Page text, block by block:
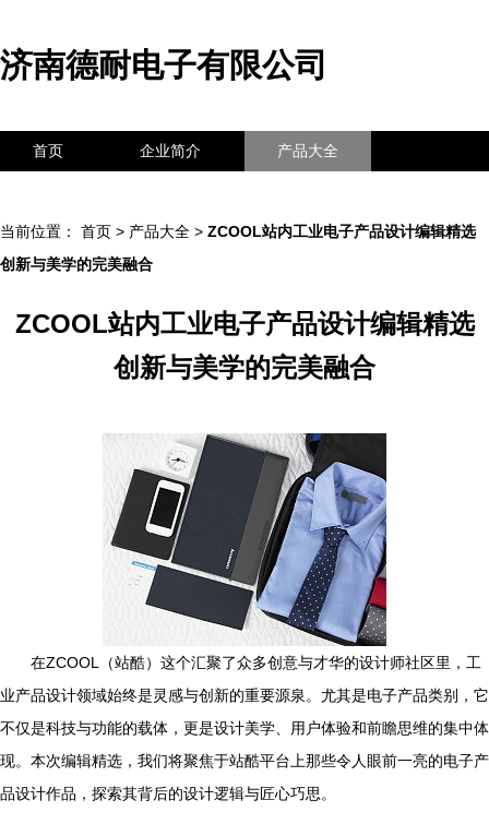
济南德耐电子有限公司
首页 企业简介 产品大全
当前位置： 首页 > 产品大全 > ZCOOL站内工业电子产品设计编辑精选
创新与美学的完美融合
ZCOOL站内工业电子产品设计编辑精选
创新与美学的完美融合
在ZCOOL（站酷）这个汇聚了众多创意与才华的设计师社区里，工
业产品设计领域始终是灵感与创新的重要源泉。尤其是电子产品类别，它
不仅是科技与功能的载体，更是设计美学、用户体验和前瞻思维的集中体
现。本次编辑精选，我们将聚焦于站酷平台上那些令人眼前一亮的电子产
品设计作品，探索其背后的设计逻辑与匠心巧思。